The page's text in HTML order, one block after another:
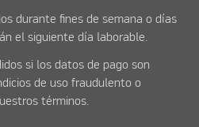
durante fines de semana o días
el siguiente día laborable.
si los datos de pago son
de uso fraudulento o
términos.